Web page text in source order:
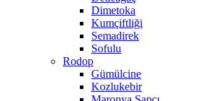
Dimetoka
Kumçiftliği
Semadirek
Sofulu
Rodop
Gümülcine
Kozlukebir